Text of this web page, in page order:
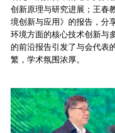
创新原理与研究进展；王春
境创新与应用》的报告，分
环境方面的核心技术创新与
的前沿报告引发了与会代表
繁，学术氛围浓厚。